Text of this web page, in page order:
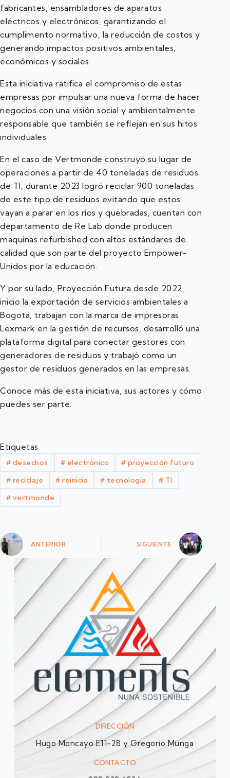
fabricantes, ensambladores de aparatos
eléctricos y electrónicos, garantizando el
cumplimento normativo, la reducción de costos y
generando impactos positivos ambientales,
económicos y sociales.
Esta iniciativa ratifica el compromiso de estas
empresas por impulsar una nueva forma de hacer
negocios con una visión social y ambientalmente
responsable que también se reflejan en sus hitos
individuales.
En el caso de Vertmonde construyó su lugar de
operaciones a partir de 40 toneladas de residuos
de TI, durante 2023 logró reciclar 900 toneladas
de este tipo de residuos evitando que estos
vayan a parar en los ríos y quebradas, cuentan con
departamento de Re Lab donde producen
maquinas refurbished con altos estándares de
calidad que son parte del proyecto Empower-
Unidos por la educación.
Y por su lado, Proyección Futura desde 2022
inicio la exportación de servicios ambientales a
Bogotá, trabajan con la marca de impresoras
Lexmark en la gestión de recursos, desarrolló una
plataforma digital para conectar gestores con
generadores de residuos y trabajó como un
gestor de residuos generados en las empresas.
Conoce más de esta iniciativa, sus actores y cómo
puedes ser parte.
Etiquetas
# desechos # electrónico # proyección futuro
# reciclaje # reinicia # tecnología # TI
# vertmonde
ANTERIOR SIGUIENTE
DIRECCIÓN
Hugo Moncayo E11-28 y Gregorio Munga
CONTACTO